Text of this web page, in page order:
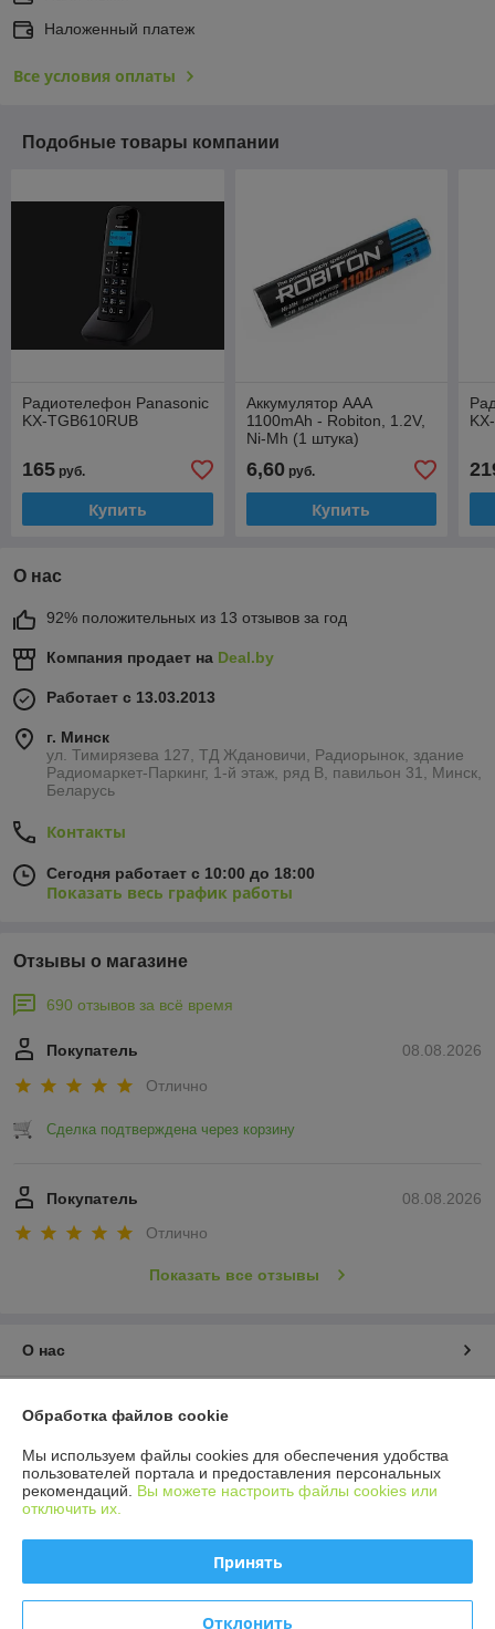
Наложенный платеж
Все условия оплаты
Подобные товары компании
Радиотелефон Panasonic
KX-TGB610RUB
165 руб.
Купить
Аккумулятор AAA
1100mAh - Robiton, 1.2V,
Ni-Mh (1 штука)
6,60руб.
Купить
О нас
92% положительных из 13 отзывов за год
Компания продает на Deal.by
Работает с 13.03.2013
г. Минск
ул. Тимирязева 127, ТД Ждановичи, Радиорынок, здание
Радиомаркет-Паркинг, 1-й этаж, ряд В, павильон 31, Минск,
Беларусь
Контакты
Сегодня работает с 10:00 до 18:00
Показать весь график работы
Отзывы о магазине
690 отзывов за всё время
08.08.2026
Покупатель
Отлично
Сделка подтверждена через корзину
08.08.2026
Покупатель
Отлично
Показать все отзывы
О нас
Доставка и оплата
График работы
Обработка файлов cookie
Мы используем файлы cookies для обеспечения удобства
пользователей портала и предоставления персональных
рекомендаций. Вы можете настроить файлы cookies или
отключить их.
Принять
Отклонить